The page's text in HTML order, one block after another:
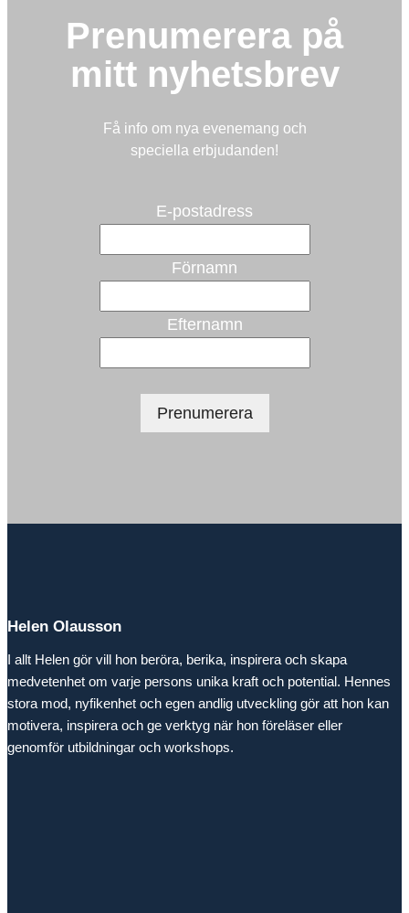
Prenumerera på
mitt nyhetsbrev
Få info om nya evenemang och
speciella erbjudanden!
E-postadress
Förnamn
Efternamn
Helen Olausson
I allt Helen gör vill hon beröra, berika, inspirera och skapa
medvetenhet om varje persons unika kraft och potential. Hennes
stora mod, nyfikenhet och egen andlig utveckling gör att hon kan
motivera, inspirera och ge verktyg när hon föreläser eller
genomför utbildningar och workshops.